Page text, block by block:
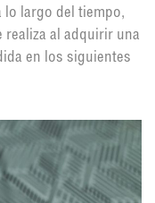
lo largo del tiempo,
realiza al adquirir una
en los siguientes